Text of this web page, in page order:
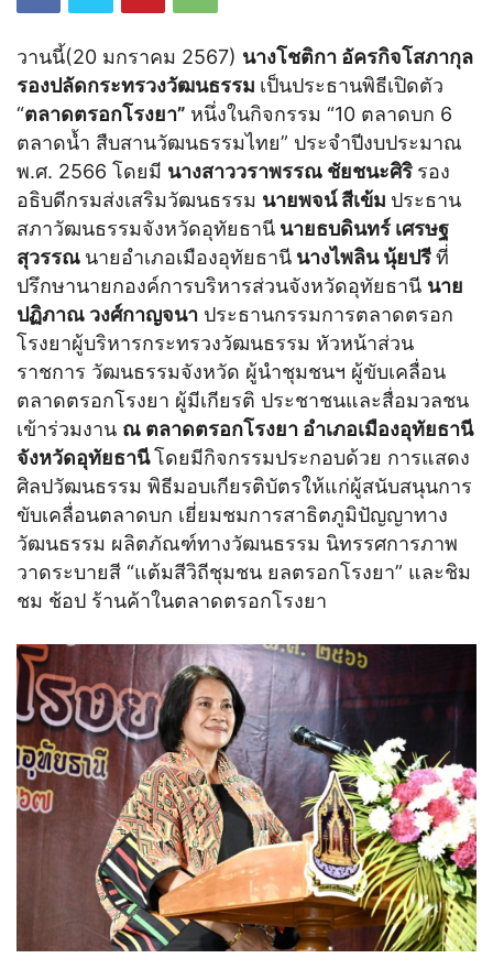
วานนี้(20 มกราคม 2567) นางโชติกา อัครกิจโสภากุล
รองปลัดกระทรวงวัฒนธรรม เป็นประธานพิธีเปิดตัว
“ตลาดตรอกโรงยา” หนึ่งในกิจกรรม “10 ตลาดบก 6
ตลาดน้ำ สืบสานวัฒนธรรมไทย” ประจำปีงบประมาณ
พ.ศ. 2566 โดยมี นางสาววราพรรณ ชัยชนะศิริ รอง
อธิบดีกรมส่งเสริมวัฒนธรรม นายพจน์ สีเข้ม ประธาน
สภาวัฒนธรรมจังหวัดอุทัยธานี นายธบดินทร์ เศรษฐ
สุวรรณ นายอำเภอเมืองอุทัยธานี นางไพลิน นุ้ยปรีที่
ปรึกษานายกองค์การบริหารส่วนจังหวัดอุทัยธานี นาย
ปฏิภาณ วงศ์กาญจนา ประธานกรรมการตลาดตรอก
โรงยาผู้บริหารกระทรวงวัฒนธรรม หัวหน้าส่วน
ราชการ วัฒนธรรมจังหวัด ผู้นำชุมชนฯ ผู้ขับเคลื่อน
ตลาดตรอกโรงยา ผู้มีเกียรติ ประชาชนและสื่อมวลชน
เข้าร่วมงาน ณ ตลาดตรอกโรงยา อำเภอเมืองอุทัยธานี
จังหวัดอุทัยธานีโดยมีกิจกรรมประกอบด้วย การแสดง
ศิลปวัฒนธรรม พิธีมอบเกียรติบัตรให้แก่ผู้สนับสนุนการ
ขับเคลื่อนตลาดบก เยี่ยมชมการสาธิตภูมิปัญญาทาง
วัฒนธรรม ผลิตภัณฑ์ทางวัฒนธรรม นิทรรศการภาพ
วาดระบายสี “แต้มสีวิถีชุมชน ยลตรอกโรงยา” และชิม
ชม ช้อป ร้านค้าในตลาดตรอกโรงยา